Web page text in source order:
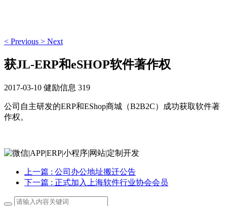
< Previous > Next
获JL-ERP和eSHOP软件著作权
2017-03-10 健励信息 319
公司自主研发的ERP和EShop商城（B2B2C）成功获取软件著
作权。
上一篇 : 公司办公地址搬迁公告
下一篇 : 正式加入上海软件行业协会会员